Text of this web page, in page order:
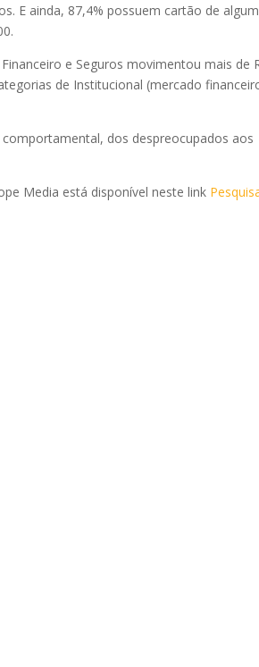
E ainda, 87,4% possuem cartão de
e Seguros movimentou mais de
de Institucional (mercado
dos despreocupados aos
Media está disponível neste link